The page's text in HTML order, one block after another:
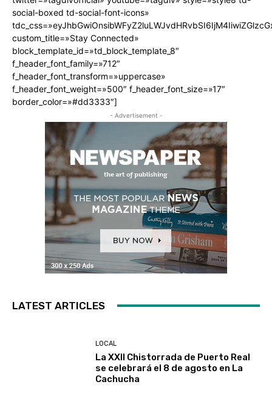
social-boxed td-social-font-icons»
custom_title=»Stay Connected»
block_template_id=»td_block_template_8″
f_header_font_family=»712″
f_header_font_transform=»uppercase»
f_header_font_weight=»500″ f_header_font_size=»17″
border_color=»#dd3333″]
- Advertisement -
LATEST ARTICLES
LOCAL
La XXII Chistorrada de Puerto Real
se celebrará el 8 de agosto en La
Cachucha